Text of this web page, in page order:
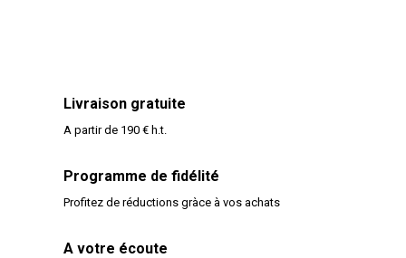
Livraison gratuite
A partir de 190 € h.t.
Programme de fidélité
Profitez de réductions gràce à vos achats
A votre écoute